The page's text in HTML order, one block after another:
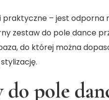
praktyczne – jest odporna
zestaw do pole dance
do której można
do pole